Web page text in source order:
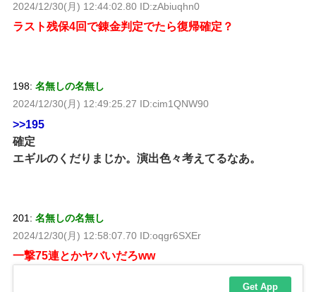
2024/12/30(月) 12:44:02.80 ID:zAbiuqhn0
ラスト残保4回で錬金判定でたら復帰確定？
198: 名無しの名無し
2024/12/30(月) 12:49:25.27 ID:cim1QNW90
>>195
確定
エギルのくだりまじか。演出色々考えてるなあ。
201: 名無しの名無し
2024/12/30(月) 12:58:07.70 ID:oqgr6SXEr
一撃75連とかヤバいだろww